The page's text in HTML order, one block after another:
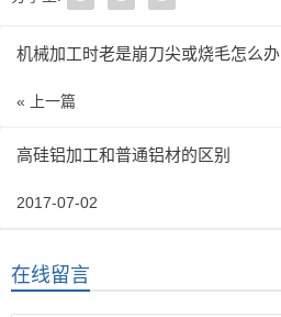
机械加工时老是崩刀尖或烧毛怎么办
« 上一篇
高硅铝加工和普通铝材的区别
2017-07-02
在线留言